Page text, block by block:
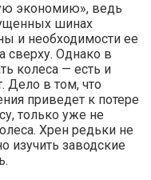
экономию», ведь
шинах
и необходимости ее
сверху. Однако в
колеса — есть и
Дело в том, что
приведет к потере
только уже не
Хрен редьки не
изучить заводские